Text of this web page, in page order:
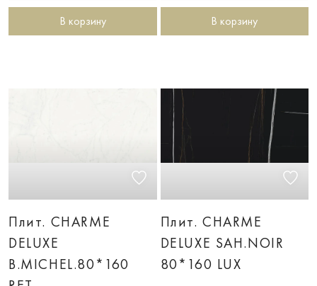
В корзину В корзину
Плит. CHARME
DELUXE
B.MICHEL.80*160
Плит. CHARME
DELUXE SAH.NOIR
80*160 LUX